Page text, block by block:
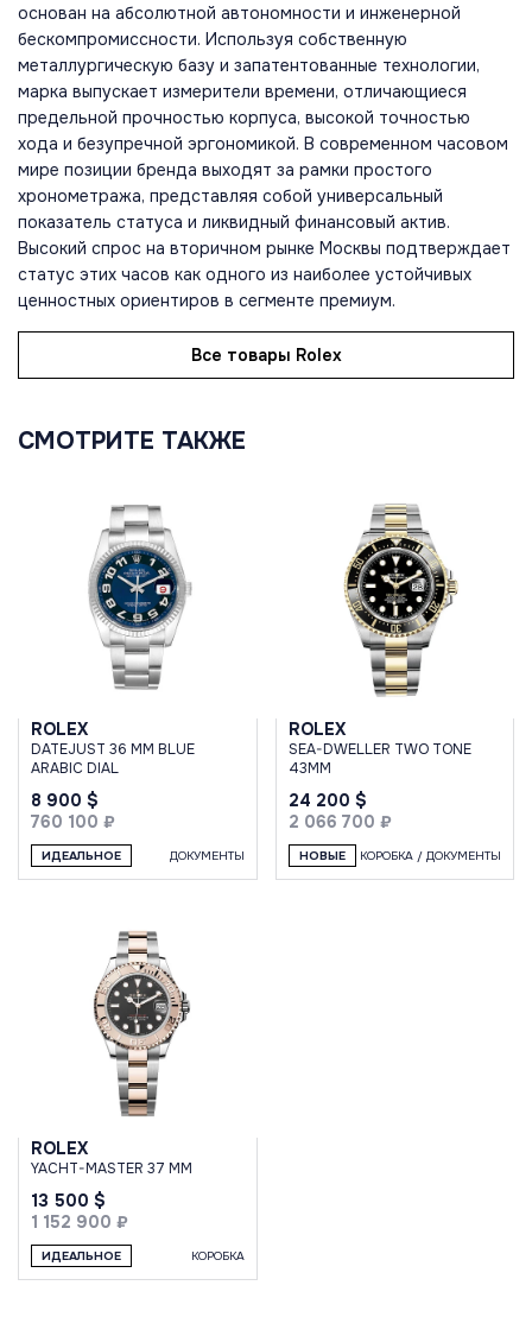
основан на абсолютной автономности и инженерной
бескомпромиссности. Используя собственную
металлургическую базу и запатентованные технологии,
марка выпускает измерители времени, отличающиеся
предельной прочностью корпуса, высокой точностью
хода и безупречной эргономикой. В современном часовом
мире позиции бренда выходят за рамки простого
хронометража, представляя собой универсальный
показатель статуса и ликвидный финансовый актив.
Высокий спрос на вторичном рынке Москвы подтверждает
статус этих часов как одного из наиболее устойчивых
ценностных ориентиров в сегменте премиум.
Все товары Rolex
СМОТРИТЕ ТАКЖЕ
ROLEX
DATEJUST 36 MM BLUE
ARABIC DIAL
8 900 $
760 100 ₽
ИДЕАЛЬНОЕ ДОКУМЕНТЫ
ROLEX
SEA-DWELLER TWO TONE
43MM
24 200 $
2 066 700 ₽
НОВЫЕ КОРОБКА / ДОКУМЕНТЫ
ROLEX
YACHT-MASTER 37 MM
13 500 $
1 152 900 ₽
ИДЕАЛЬНОЕ КОРОБКА